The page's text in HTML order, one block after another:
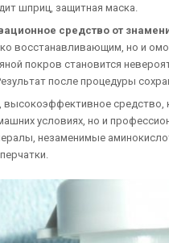
шприц, защитная маска.
средство от
восстанавливающим, но и
покров становится
после процедуры
высокоэффективное средство,
условиях, но и
незаменимые